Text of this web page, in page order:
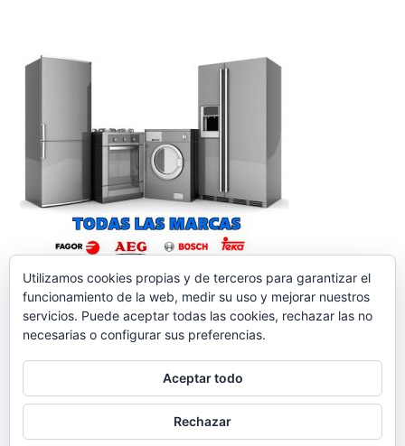
reparacionelectrodomesticos.org,Funciona gracias a
Contacto Aviso legal
Utilizamos cookies propias y de terceros para garantizar el
funcionamiento de la web, medir su uso y mejorar nuestros
servicios. Puede aceptar todas las cookies, rechazar las no
necesarias o configurar sus preferencias.
Aceptar todo
Rechazar